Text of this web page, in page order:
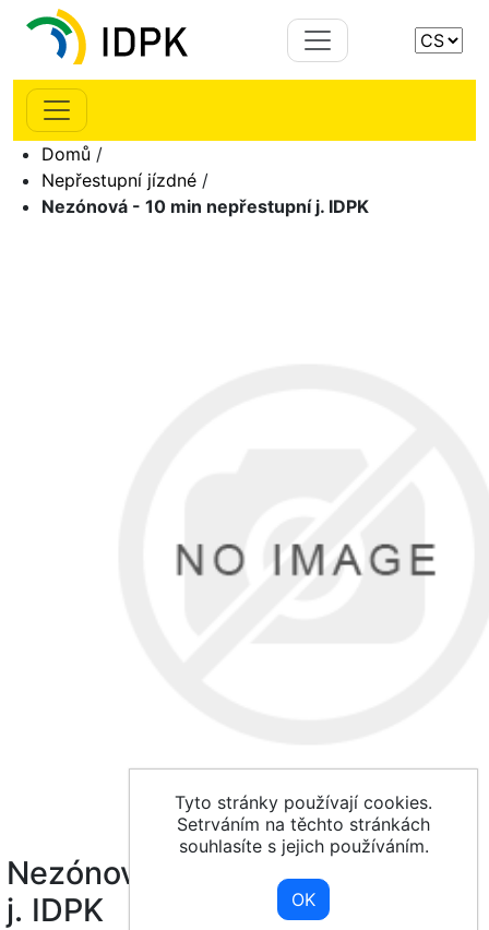
Domů /
Nepřestupní jízdné /
Nezónová - 10 min nepřestupní j. IDPK
Nezónová - 10 min nepřestupní
j. IDPK
Tyto stránky používají cookies.
Setrváním na těchto stránkách
souhlasíte s jejich používáním.